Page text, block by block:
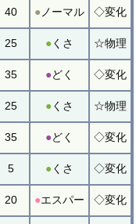
40 ● ノーマル ◇変化
25 ●くさ ☆物理
35 ●どく ◇変化
25 ●くさ ☆物理
35 ●どく ◇変化
5 ●くさ ◇変化
20 ●エスパー ◇変化